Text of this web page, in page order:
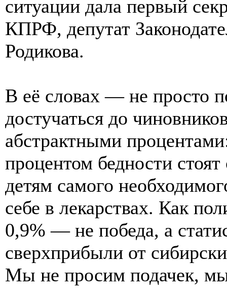
ситуации дала первый
КПРФ, депутат
Родикова.
В её словах — не просто
достучаться до
абстрактными
процентом бедности
детям самого
себе в лекарствах. Как
0,9% — не победа, а
сверхприбыли от
Мы не просим подачек,